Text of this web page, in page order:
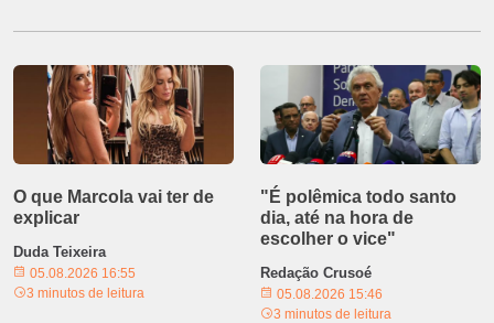
O que Marcola vai ter de
explicar
Duda Teixeira
05.08.2026 16:55
3 minutos de leitura
"É polêmica todo santo
dia, até na hora de
escolher o vice"
Redação Crusoé
05.08.2026 15:46
3 minutos de leitura